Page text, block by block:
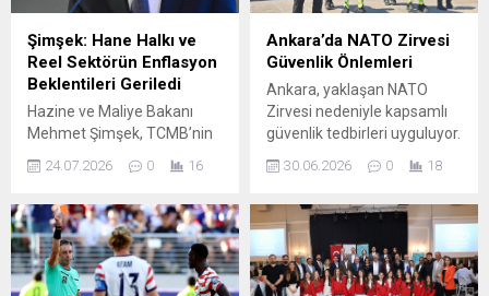
başkent Atina’yı da
kapsayan Attiki bölgesinde
öğle saatleri civarında
sıcaklıkların tehlikeli düzeye
alanda yapılan işler...
tartışmalarından birinin
merkezine oturdu.
Kuruçeşme Mahallesi ile
bölge, hem imar
uygulamaları hem de...
Şimşek: Hane Halkı ve
Reel Sektörün Enflasyon
Beklentileri Geriledi
Hazine ve Maliye Bakanı
Mehmet Şimşek, TCMB’nin
Enflasyon Beklentileri”
değerlendirmelerini sosyal
medya hesabından paylaştı.
Jeopolitik belirsizliklere
rağmen hane halkı ve reel
24.07.2026 0 16
Ankara’da NATO Zirvesi
Güvenlik Önlemleri
Ankara, yaklaşan NATO
Zirvesi nedeniyle kapsamlı
güvenlik tedbirleri uyguluyor.
jandarma personeli görev
önlemleri ve denetimler
aralıksız sürdürülecek. Zirve
kapsamında özel eğitimli atlı
polis birimleri de devreye
30.06.2026 0 18